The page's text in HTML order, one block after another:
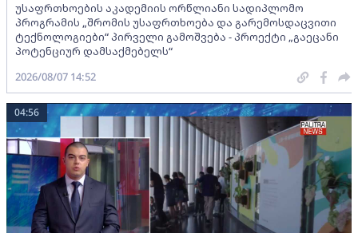
უსაფრთხოების აკადემიის ორწლიანი სადიპლომო
პროგრამის „შრომის უსაფრთხოება და გარემოსდაცვითი
ტექნოლოგიები“ პირველი გამოშვება - პროექტი „გაეცანი
პოტენციურ დამსაქმებელს“
2026/08/07 14:52
04:56